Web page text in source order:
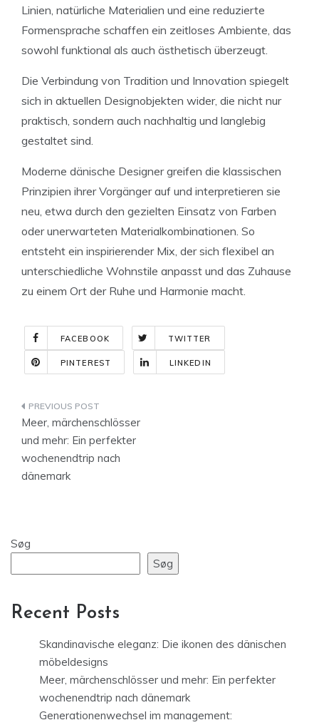
Linien, natürliche Materialien und eine reduzierte
Formensprache schaffen ein zeitloses Ambiente, das
sowohl funktional als auch ästhetisch überzeugt.
Die Verbindung von Tradition und Innovation spiegelt
sich in aktuellen Designobjekten wider, die nicht nur
praktisch, sondern auch nachhaltig und langlebig
gestaltet sind.
Moderne dänische Designer greifen die klassischen
Prinzipien ihrer Vorgänger auf und interpretieren sie
neu, etwa durch den gezielten Einsatz von Farben
oder unerwarteten Materialkombinationen. So
entsteht ein inspirierender Mix, der sich flexibel an
unterschiedliche Wohnstile anpasst und das Zuhause
zu einem Ort der Ruhe und Harmonie macht.
FACEBOOK TWITTER
PINTEREST LINKEDIN
Indlægsnavigation
Meer, märchenschlösser
und mehr: Ein perfekter
wochenendtrip nach
dänemark
Søg
Søg
Recent Posts
Skandinavische eleganz: Die ikonen des dänischen
möbeldesigns
Meer, märchenschlösser und mehr: Ein perfekter
wochenendtrip nach dänemark
Generationenwechsel im management: